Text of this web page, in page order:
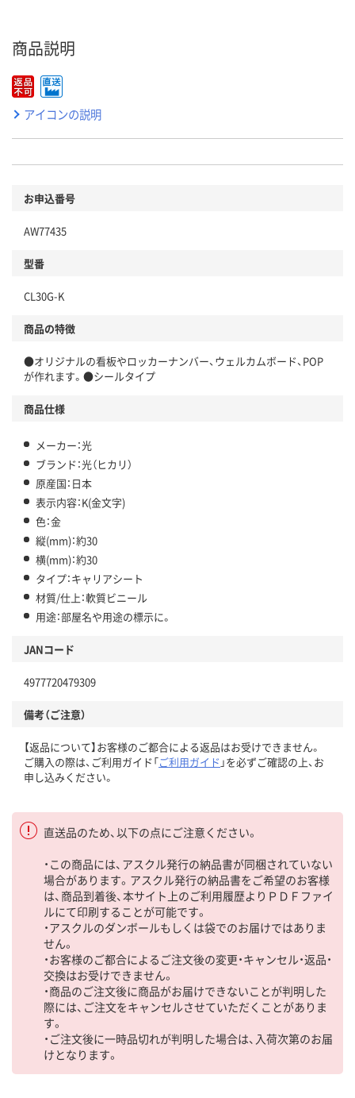
商品説明
アイコンの説明
お申込番号
AW77435
型番
CL30G-K
商品の特徴
●オリジナルの看板やロッカーナンバー、ウェルカムボード、POP
が作れます。●シールタイプ
商品仕様
メーカー：光
ブランド：光（ヒカリ）
原産国：日本
表示内容：K(金文字)
色：金
縦(mm)：約30
横(mm)：約30
タイプ：キャリアシート
材質/仕上：軟質ビニール
用途：部屋名や用途の標示に。
JANコード
4977720479309
備考（ご注意）
【返品について】お客様のご都合による返品はお受けできません。
ご購入の際は、ご利用ガイド「ご利用ガイド 」を必ずご確認の上、お
申し込みください。
直送品のため、以下の点にご注意ください。
・この商品には、アスクル発行の納品書が同梱されていない
場合があります。アスクル発行の納品書をご希望のお客様
は、商品到着後、本サイト上のご利用履歴よりＰＤＦファイ
ルにて印刷することが可能です。
・アスクルのダンボールもしくは袋でのお届けではありま
せん。
・お客様のご都合によるご注文後の変更・キャンセル・返品・
交換はお受けできません。
・商品のご注文後に商品がお届けできないことが判明した
際には、ご注文をキャンセルさせていただくことがありま
す。
・ご注文後に一時品切れが判明した場合は、入荷次第のお届
けとなります。